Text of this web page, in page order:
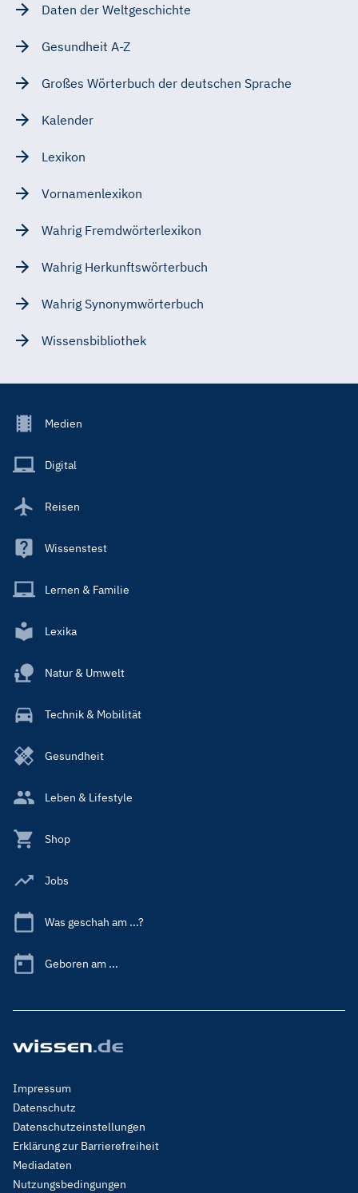
Daten der Weltgeschichte
Gesundheit A-Z
Großes Wörterbuch der deutschen Sprache
Kalender
Lexikon
Vornamenlexikon
Wahrig Fremdwörterlexikon
Wahrig Herkunftswörterbuch
Wahrig Synonymwörterbuch
Wissensbibliothek
Footer
Main
Medien
Digital
Reisen
Wissenstest
Lernen & Familie
Lexika
Natur & Umwelt
Technik & Mobilität
Gesundheit
Leben & Lifestyle
Shop
Jobs
Was geschah am ...?
Geboren am ...
Footer
Menu
Legal
Impressum
Datenschutz
Datenschutzeinstellungen
Erklärung zur Barrierefreiheit
Mediadaten
Nutzungsbedingungen